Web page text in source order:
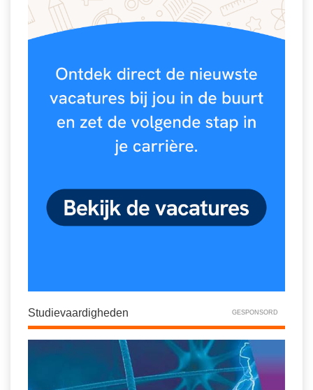
Spelletjes
Sprookjes
Tweede Wereldoorlog
Studieschuld & Hypotheek
Studenten laptop
Docentenplein nieuwsbrief
Nieuwsbrief archief
Onderwijs CV
Huiswerkbegeleiding
Huiswerkbegeleider zoeken
Studievaardigheden GESPONSORD